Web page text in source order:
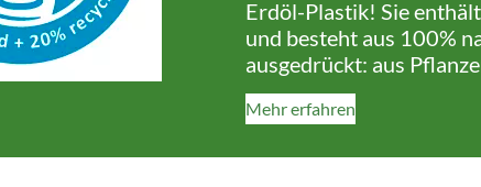
Erdöl-Plastik! Sie
und besteht aus 100%
ausgedrückt: aus
Mehr erfahren